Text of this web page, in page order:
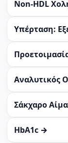
Non-HDL
Υπέρταση:
Αναλυτικός
Σάκχαρο
HbA1c →